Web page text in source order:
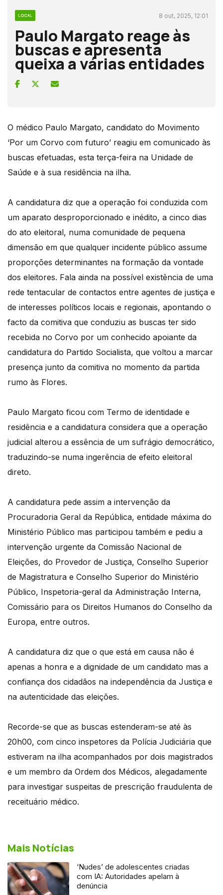
LOCAL 8 out, 2025, 12:01
Paulo Margato reage às
buscas e apresenta
queixa a várias entidades
O médico Paulo Margato, candidato do Movimento
‘Por um Corvo com futuro’ reagiu em comunicado às
buscas efetuadas, esta terça-feira na Unidade de
Saúde e à sua residência na ilha.
A candidatura diz que a operação foi conduzida com
um aparato desproporcionado e inédito, a cinco dias
do ato eleitoral, numa comunidade de pequena
dimensão em que qualquer incidente público assume
proporções determinantes na formação da vontade
dos eleitores. Fala ainda na possível existência de uma
rede tentacular de contactos entre agentes de justiça e
de interesses políticos locais e regionais, apontando o
facto da comitiva que conduziu as buscas ter sido
recebida no Corvo por um conhecido apoiante da
candidatura do Partido Socialista, que voltou a marcar
presença junto da comitiva no momento da partida
rumo às Flores.
Paulo Margato ficou com Termo de identidade e
residência e a candidatura considera que a operação
judicial alterou a essência de um sufrágio democrático,
traduzindo-se numa ingerência de efeito eleitoral
direto.
A candidatura pede assim a intervenção da
Procuradoria Geral da República, entidade máxima do
Ministério Público mas participou também e pediu a
intervenção urgente da Comissão Nacional de
Eleições, do Provedor de Justiça, Conselho Superior
de Magistratura e Conselho Superior do Ministério
Público, Inspetoria-geral da Administração Interna,
Comissário para os Direitos Humanos do Conselho da
Europa, entre outros.
A candidatura diz que o que está em causa não é
apenas a honra e a dignidade de um candidato mas a
confiança dos cidadãos na independência da Justiça e
na autenticidade das eleições.
Recorde-se que as buscas estenderam-se até às
20h00, com cinco inspetores da Polícia Judiciária que
estiveram na ilha acompanhados por dois magistrados
e um membro da Ordem dos Médicos, alegadamente
para investigar suspeitas de prescrição fraudulenta de
receituário médico.
Mais Notícias
‘Nudes’ de adolescentes criadas
com IA: Autoridades apelam à
denúncia